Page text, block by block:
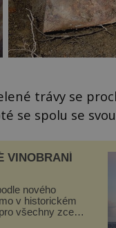
trávy se
se spolu se
VINOBRANÍ
nového
v historickém
všechny zcela